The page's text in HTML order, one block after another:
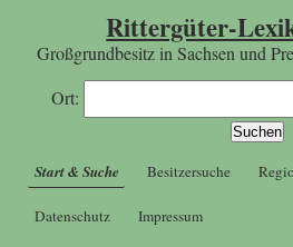
Rittergüter-
Großgrundbesitz in Sachsen und
Ort:
Start & Suche Besitzersuche
Datenschutz Impressum